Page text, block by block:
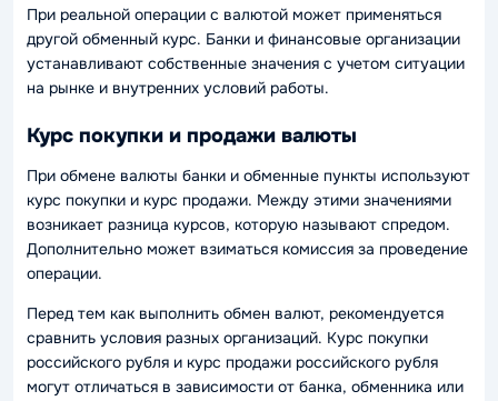
При реальной операции с валютой может применяться
другой обменный курс. Банки и финансовые организации
устанавливают собственные значения с учетом ситуации
на рынке и внутренних условий работы.
Курс покупки и продажи валюты
При обмене валюты банки и обменные пункты используют
курс покупки и курс продажи. Между этими значениями
возникает разница курсов, которую называют спредом.
Дополнительно может взиматься комиссия за проведение
операции.
Перед тем как выполнить обмен валют, рекомендуется
сравнить условия разных организаций. Курс покупки
российского рубля и курс продажи российского рубля
могут отличаться в зависимости от банка, обменника или